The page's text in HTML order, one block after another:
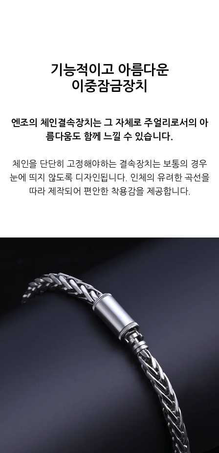
기능적이고 아름다운
이중잠금장치
엔조의 체인결속장치는 그 자체로 주얼리로서의 아
름다움도 함께 느낄 수 있습니다.
체인을 단단히 고정해야하는 결속장치는 보통의 경우
눈에 띄지 않도록 디자인됩니다. 인체의 유려한 곡선을
따라 제작되어 편안한 착용감을 제공합니다.